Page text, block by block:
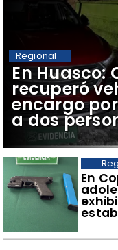
​En
​En Huasco:
recuperó
encargo
a dos
Regional